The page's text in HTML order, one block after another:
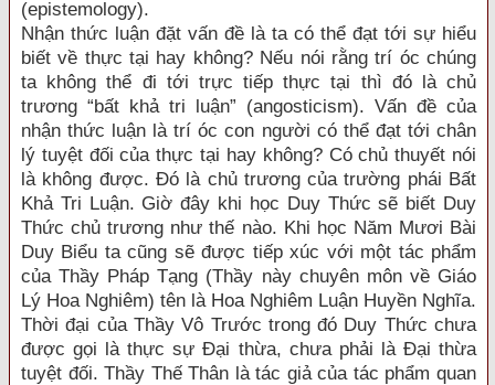
(epistemology).
Nhận thức luận đặt vấn đề là ta có thể đạt tới sự hiểu
biết về thực tại hay không? Nếu nói rằng trí óc chúng
ta không thể đi tới trực tiếp thực tại thì đó là chủ
trương “bất khả tri luận” (angosticism). Vấn đề của
nhận thức luận là trí óc con người có thể đạt tới chân
lý tuyệt đối của thực tại hay không? Có chủ thuyết nói
là không được. Đó là chủ trương của trường phái Bất
Khả Tri Luận. Giờ đây khi học Duy Thức sẽ biết Duy
Thức chủ trương như thế nào. Khi học Năm Mươi Bài
Duy Biểu ta cũng sẽ được tiếp xúc với một tác phẩm
của Thầy Pháp Tạng (Thầy này chuyên môn về Giáo
Lý Hoa Nghiêm) tên là Hoa Nghiêm Luận Huyền Nghĩa.
Thời đại của Thầy Vô Trước trong đó Duy Thức chưa
được gọi là thực sự Đại thừa, chưa phải là Đại thừa
tuyệt đối. Thầy Thế Thân là tác giả của tác phẩm quan